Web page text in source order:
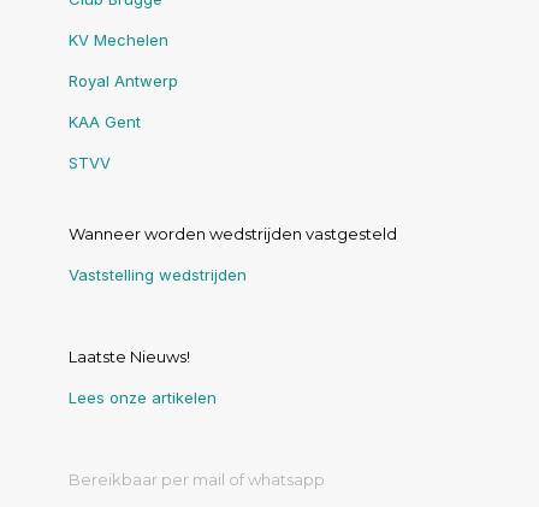
KV Mechelen
Royal Antwerp
KAA Gent
STVV
Wanneer worden wedstrijden vastgesteld
Vaststelling wedstrijden
Laatste Nieuws!
Lees onze artikelen
Bereikbaar per mail of whatsapp